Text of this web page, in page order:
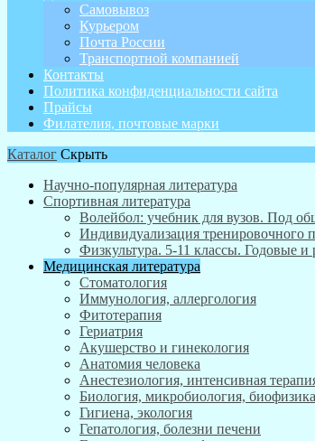
Самовывоз
Курьером
Почта России
Транспортной компанией
Контакты
Политика конфиденциальности сайта
Прайсы
Филателия, почтовые марки
Каталог Скрыть
Научно-популярная литература
Спортивная литература
Волейбол: учебник для вузов. Под
Индивидуализация тренировочного
Физкультура. 5-11 классы. Годовые
Медицинская литература
Стоматология
Иммунология, аллергология
Фитотерапия
Гериатрия
Акушерство и гинекология
Анатомия человека
Анестезиология, интенсивная
Биология, микробиология, биофизика
Гигиена, экология
Гепатология, болезни печени